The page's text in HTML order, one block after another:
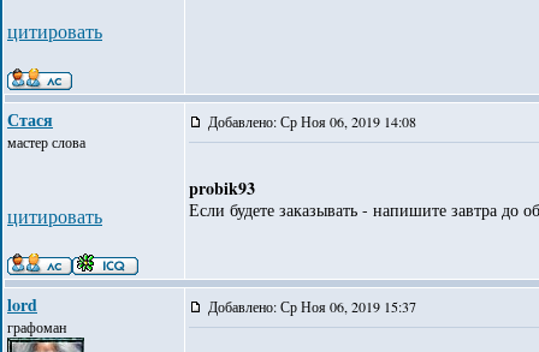
цитировать
Стася
мастер слова
цитировать
Добавлено: Ср Ноя 06, 2019 14:08
probik93
Если будете заказывать - напишите завтра до
lord
графоман
Добавлено: Ср Ноя 06, 2019 15:37